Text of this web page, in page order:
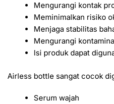
Mengurangi kontak
Meminimalkan risiko
Menjaga stabilitas
Mengurangi
Isi produk dapat
Airless bottle sangat cocok
Serum wajah